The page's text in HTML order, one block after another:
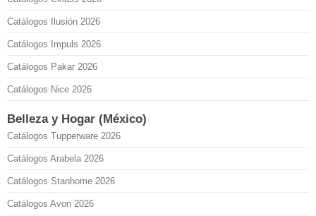
Catálogos Ilusión 2026
Catálogos Impuls 2026
Catálogos Pakar 2026
Catálogos Nice 2026
Belleza y Hogar (México)
Catálogos Tupperware 2026
Catálogos Arabela 2026
Catálogos Stanhome 2026
Catálogos Avon 2026